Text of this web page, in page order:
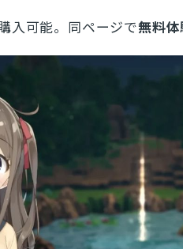
入可能。同ページで無料